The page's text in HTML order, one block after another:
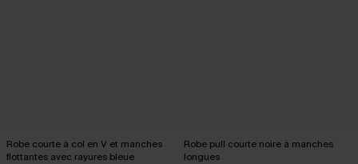
Robe courte à col en V et manches
flottantes avec rayures bleue
Robe pull courte noire à manches
longues